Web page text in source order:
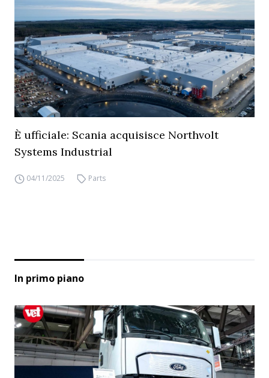
È ufficiale: Scania acquisisce Northvolt
Systems Industrial
04/11/2025 Parts
In primo piano